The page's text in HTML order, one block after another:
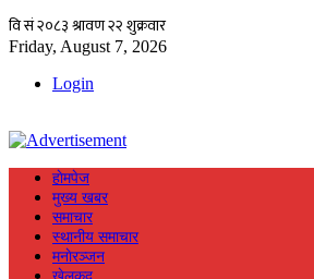
Friday, August 7, 2026
Login
हाेमपेज
मुख्य खबर
समाचार
स्थानीय समाचार
मनाेरञ्जन